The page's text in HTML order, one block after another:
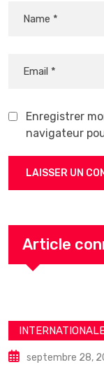
Enregistrer
navigateur
Article
septembre 28,